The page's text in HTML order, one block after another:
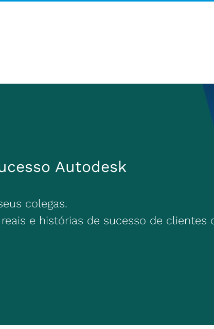
Autodesk
colegas.
e histórias de sucesso de clientes